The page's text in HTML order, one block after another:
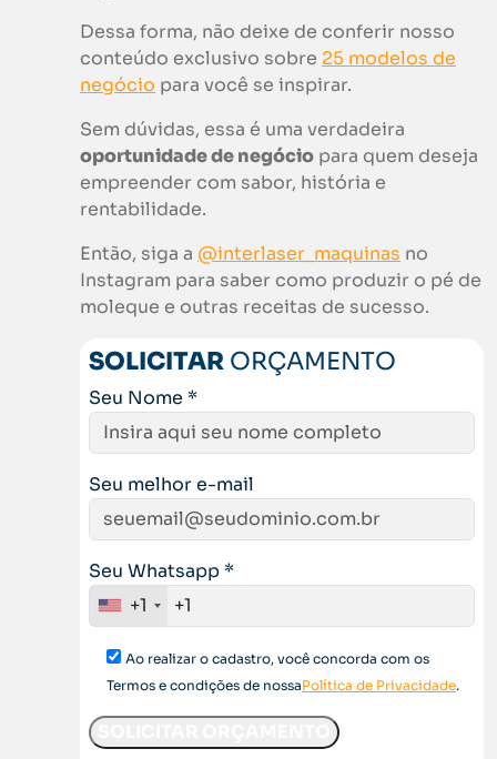
Dessa forma, não deixe de conferir nosso
conteúdo exclusivo sobre 25 modelos de
negócio para você se inspirar.
Sem dúvidas, essa é uma verdadeira
oportunidade de negócio para quem deseja
empreender com sabor, história e
rentabilidade.
Então, siga a @interlaser_maquinas no
Instagram para saber como produzir o pé de
moleque e outras receitas de sucesso.
SOLICITAR ORÇAMENTO
Seu Nome *
Seu melhor e-mail
Seu Whatsapp *
+1
Ao realizar o cadastro, você concorda com os
Termos e condições de nossaPolítica de Privacidade.